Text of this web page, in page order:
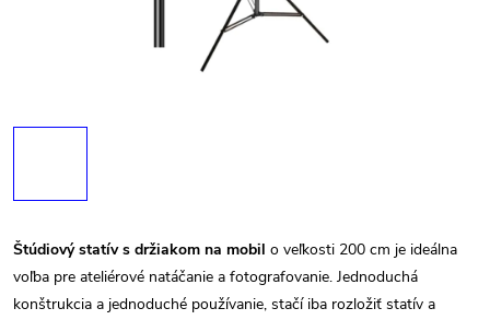
Štúdiový statív s držiakom na mobil o veľkosti 200 cm je ideálna
voľba pre ateliérové natáčanie a fotografovanie. Jednoduchá
konštrukcia a jednoduché používanie, stačí iba rozložiť statív a